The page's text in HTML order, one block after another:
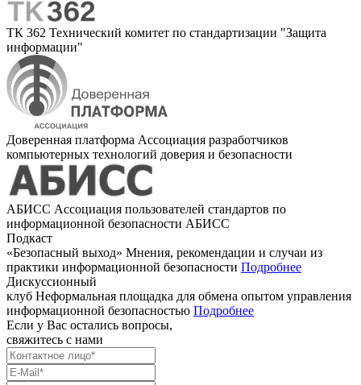
ТК 362 Технический комитет по стандартизации "Защита
информации"
Доверенная платформа Ассоциация разработчиков
компьютерных технологий доверия и безопасности
АБИСС Ассоциация пользователей стандартов по
информационной безопасности АБИСС
Подкаст
«Безопасный выход» Мнения, рекомендации и случаи из
практики информационной безопасности Подробнее
Дискуссионный
клуб Неформальная площадка для обмена опытом управления
информационной безопасностью Подробнее
Если у Вас остались вопросы,
свяжитесь с нами